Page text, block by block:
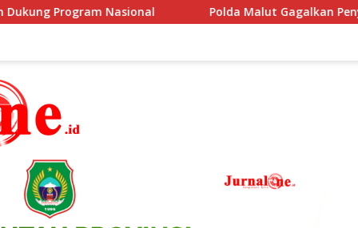
Malut Gagalkan Penyelundupan Senjata Api Lintas Negara